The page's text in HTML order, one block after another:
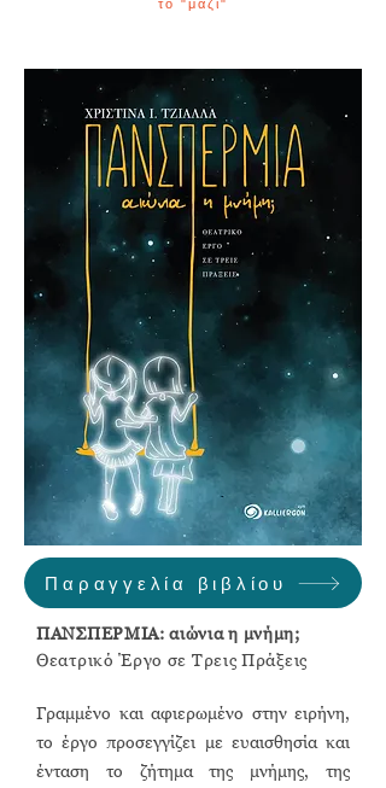
το "μαζί"
Παραγγελία βιβλίου
ΠΑΝΣΠΕΡΜΙΑ: αιώνια η μνήμη;
Θεατρικό Έργο σε Τρεις Πράξεις
Γραμμένο και αφιερωμένο στην ειρήνη,
το έργο προσεγγίζει με ευαισθησία και
ένταση το ζήτημα της μνήμης, της